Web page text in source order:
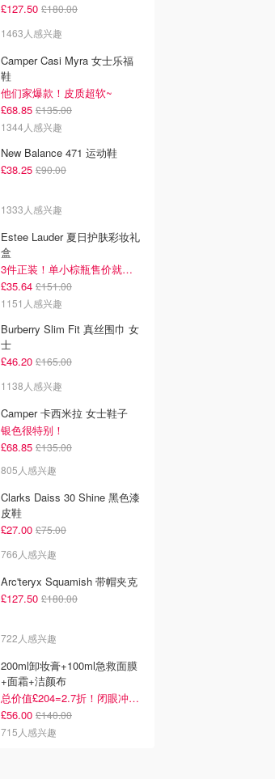
£127.50 £180.00
1463人感兴趣
Camper Casi Myra 女士乐福
鞋
他们家爆款！皮质超软~
£68.85 £135.00
1344人感兴趣
New Balance 471 运动鞋
£38.25 £90.00
1333人感兴趣
Estee Lauder 夏日护肤彩妆礼
盒
3件正装！单小棕瓶售价就要£65！
£35.64 £151.00
1151人感兴趣
Burberry Slim Fit 真丝围巾 女
士
£46.20 £165.00
1138人感兴趣
Camper 卡西米拉 女士鞋子
银色很特别！
£68.85 £135.00
805人感兴趣
Clarks Daiss 30 Shine 黑色漆
皮鞋
£27.00 £75.00
766人感兴趣
Arc'teryx Squamish 带帽夹克
£127.50 £180.00
722人感兴趣
200ml卸妆膏+100ml急救面膜
+面霜+洁颜布
总价值£204=2.7折！闭眼冲这套！
£56.00 £140.00
715人感兴趣